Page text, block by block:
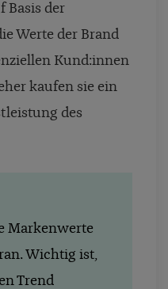
Basis der
Werte der Brand
Kund:innen
kaufen sie ein
des
Markenwerte
Wichtig ist,
Trend